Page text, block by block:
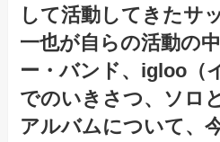
して活動してきたサ
一也が自らの活動の
ー・バンド、igloo（
でのいきさつ、ソロ
アルバムについて、